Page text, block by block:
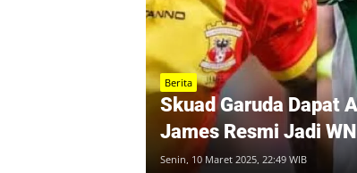
Berita
Skuad Garuda Dapat
James Resmi Jadi
Senin, 10 Maret 2025, 22:49 WIB